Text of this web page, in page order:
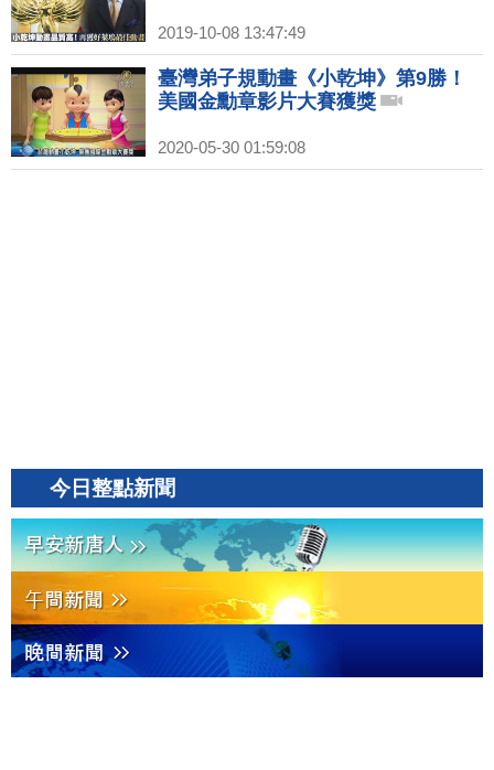
2019-10-08 13:47:49
臺灣弟子規動畫《小乾坤》第9勝！
美國金勳章影片大賽獲獎
2020-05-30 01:59:08
今日整點新聞